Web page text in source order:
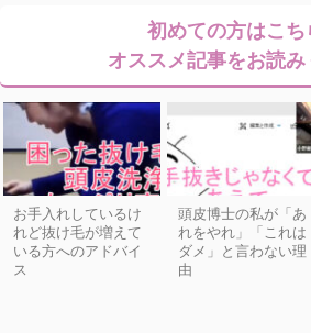
初めての方はこ
オススメ記事をお読
お手入れしているけ
れど抜け毛が増えて
いる方へのアドバイ
ス
頭皮博士の私が「あ
れをやれ」「これは
ダメ」と言わない理
由